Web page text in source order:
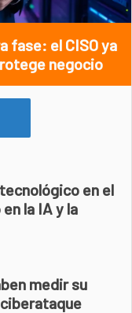
fase: el CISO ya
negocio
en el
la IA y la
medir su